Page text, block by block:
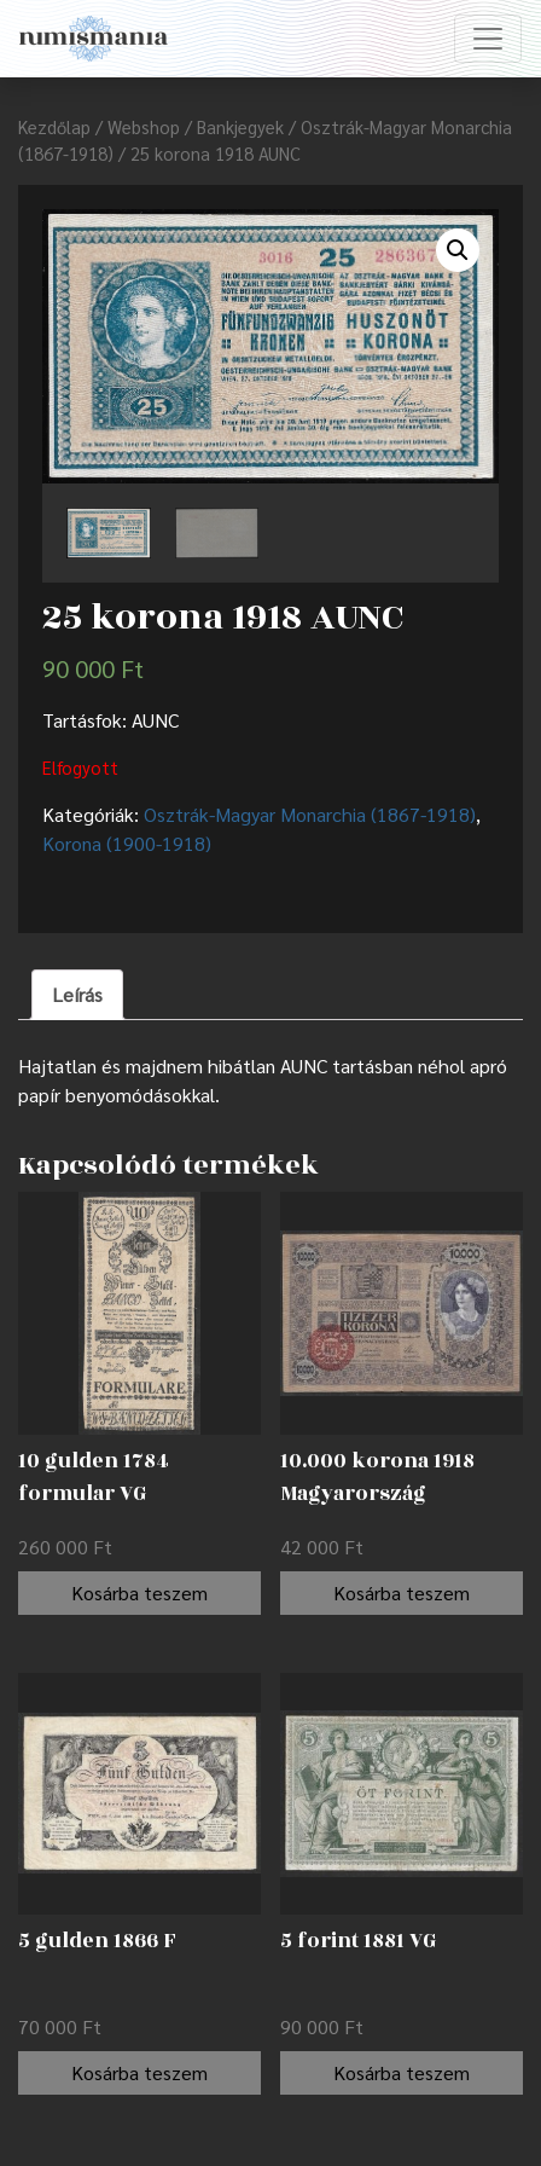
Kezdőlap / Webshop / Bankjegyek / Osztrák-Magyar Monarchia
(1867-1918) / 25 korona 1918 AUNC
25 korona 1918 AUNC
90 000 Ft
Tartásfok: AUNC
Elfogyott
Kategóriák: Osztrák-Magyar Monarchia (1867-1918),
Korona (1900-1918)
Leírás
Hajtatlan és majdnem hibátlan AUNC tartásban néhol apró
papír benyomódásokkal.
Kapcsolódó termékek
10 gulden 1784
formular VG
260 000 Ft
Kosárba teszem
10.000 korona 1918
Magyarország
42 000 Ft
Kosárba teszem
5 gulden 1866 F
70 000 Ft
Kosárba teszem
5 forint 1881 VG
90 000 Ft
Kosárba teszem